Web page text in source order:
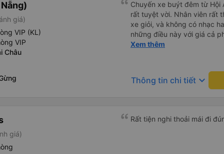
giá)
VIP (KL)
VIP
Châu
Chuyến xe buýt đêm từ Hội
rất tuyệt vời. Nhân viên rất
xe giỏi, và không có nhạc
những điều này với giá cả
tiếng Anh rất suôn sẻ, vì
được thông báo trước
trên xe, nhưng có nhà hàng
chúng vào thùng trước khi
chiếc chăn và một chiếc gối
Xem thêm
Thông tin chi tiết keyboard_arrow_down
giá)